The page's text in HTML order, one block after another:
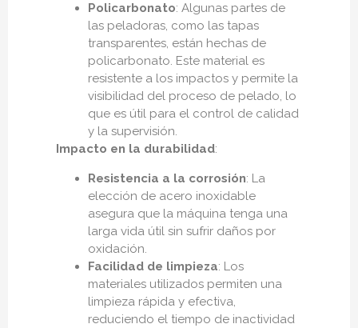
Policarbonato: Algunas partes de
las peladoras, como las tapas
transparentes, están hechas de
policarbonato. Este material es
resistente a los impactos y permite la
visibilidad del proceso de pelado, lo
que es útil para el control de calidad
y la supervisión.
Impacto en la durabilidad:
Resistencia a la corrosión: La
elección de acero inoxidable
asegura que la máquina tenga una
larga vida útil sin sufrir daños por
oxidación.
Facilidad de limpieza: Los
materiales utilizados permiten una
limpieza rápida y efectiva,
reduciendo el tiempo de inactividad